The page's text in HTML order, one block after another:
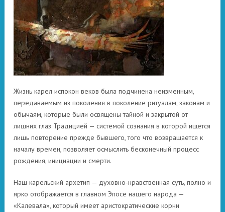
Жизнь карел испокон веков была подчинена неизменным,
передаваемым из поколения в поколение ритуалам, законам и
обычаям, которые были освящены тайной и закрытой от
лишних глаз Традицией — системой сознания в которой ищется
лишь повторение прежде бывшего, того что возвращается к
началу времен, позволяет осмыслить бесконечный процесс
рождения, инициации и смерти.
Наш карельский архетип — духовно-нравственная суть, полно и
ярко отображается в главном Эпосе нашего народа —
«Калевала», который имеет аристократические корни